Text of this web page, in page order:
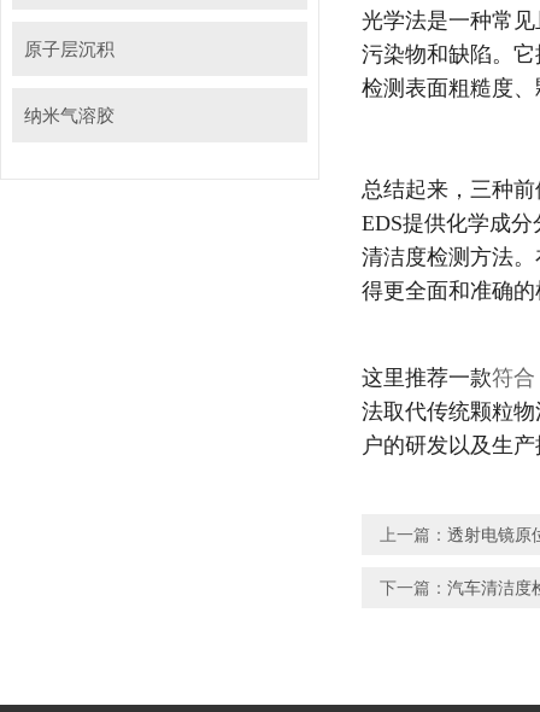
原子层沉积
纳米气溶胶
光学法是一种常见
污染物和缺陷。
检测表面粗糙度
总结起来，三
EDS提供化学成分
清洁度检测方法
得更全面和准确的检
这里推荐一款符合
法取代传统颗粒物
户的研发以及生产
上一篇： 透射电镜原
下一篇： 汽车清洁度